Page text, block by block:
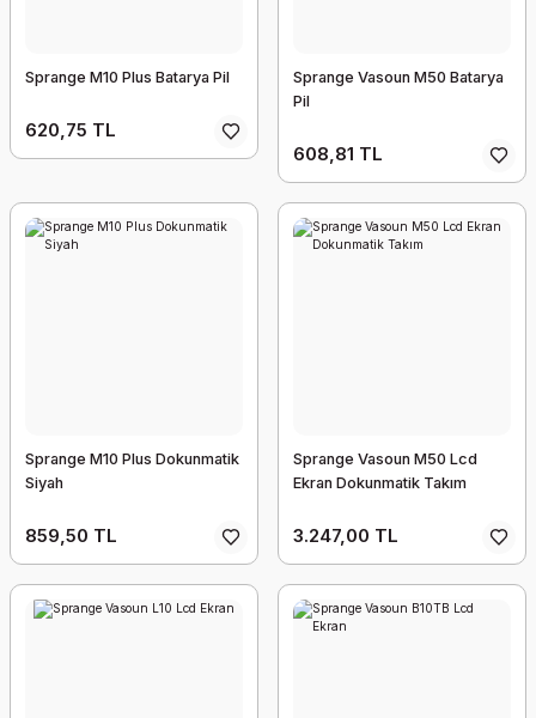
Sprange M10 Plus Batarya Pil
620,75 TL
Sprange Vasoun M50 Batarya
Pil
608,81 TL
Sprange M10 Plus Dokunmatik
Siyah
859,50 TL
Sprange Vasoun M50 Lcd
Ekran Dokunmatik Takım
3.247,00 TL